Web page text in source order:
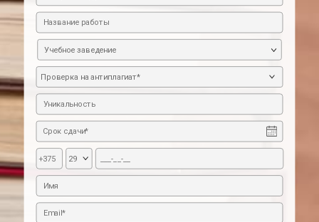
Учебное заведение